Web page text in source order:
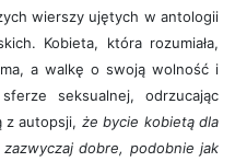
wierszy ujętych w antologii
Kobieta, która rozumiała,
a walkę o swoją wolność i
seksualnej, odrzucając
z autopsji, że bycie kobietą dla
dobre, podobnie jak